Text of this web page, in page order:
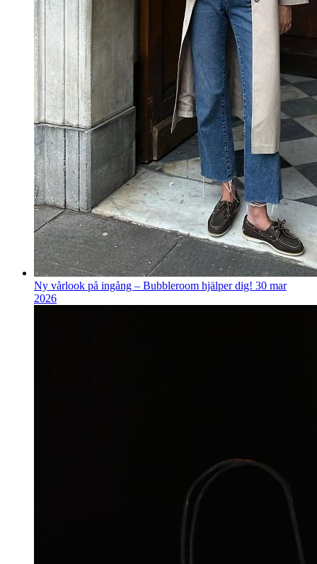
Ny vårlook på ingång – Bubbleroom hjälper dig! 30 mar
2026